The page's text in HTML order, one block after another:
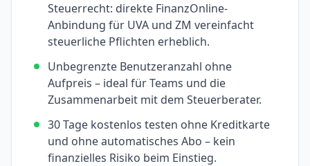
Steuerrecht: direkte FinanzOnline-
Anbindung für UVA und ZM vereinfacht
steuerliche Pflichten erheblich.
Unbegrenzte Benutzeranzahl ohne
Aufpreis – ideal für Teams und die
Zusammenarbeit mit dem Steuerberater.
30 Tage kostenlos testen ohne Kreditkarte
und ohne automatisches Abo – kein
finanzielles Risiko beim Einstieg.